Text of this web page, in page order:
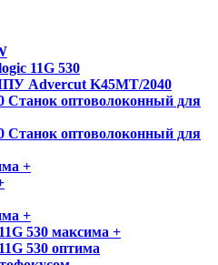
11G 530
Advercut K45MT/2040
Станок оптоволоконный для
Станок оптоволоконный для
+
+
530 максима +
530 оптима